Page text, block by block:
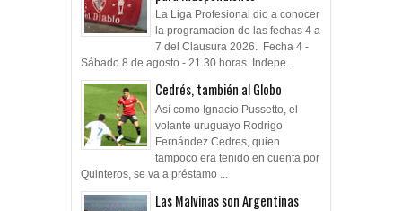
La Liga Profesional dio a conocer
la programacion de las fechas 4 a
7 del Clausura 2026. Fecha 4 -
Sábado 8 de agosto - 21.30 horas Indepe...
Cedrés, también al Globo
Así como Ignacio Pussetto, el
volante uruguayo Rodrigo
Fernández Cedres, quien
tampoco era tenido en cuenta por
Quinteros, se va a préstamo ...
Las Malvinas son Argentinas